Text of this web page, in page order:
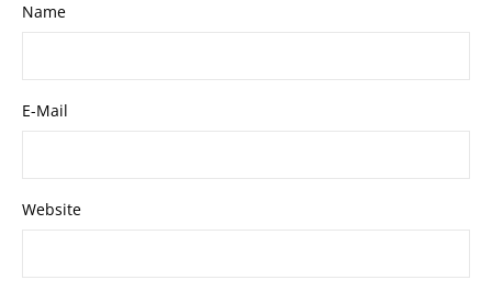
Name
E-Mail
Website